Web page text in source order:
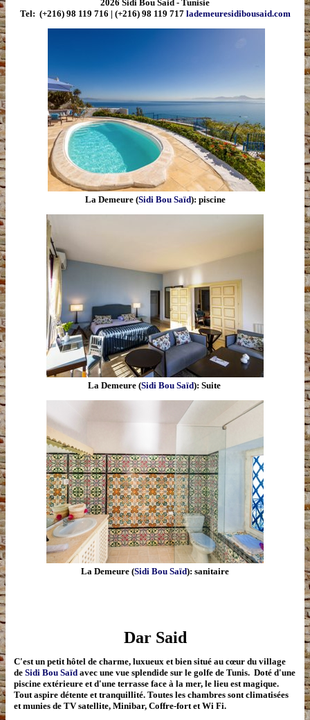
2026 Sidi Bou Said - Tunisie
Tel: (+216) 98 119 716 | (+216) 98 119 717 lademeuresidibousaid.com
La Demeure (Sidi Bou Saïd): piscine
La Demeure (Sidi Bou Saïd): Suite
La Demeure (Sidi Bou Saïd): sanitaire
Dar Said
C'est un petit hôtel de charme, luxueux et bien situé au cœur du village
de Sidi Bou Saïd avec une vue splendide sur le golfe de Tunis. Doté d'une
piscine extérieure et d'une terrasse face à la mer, le lieu est magique.
Tout aspire détente et tranquillité. Toutes les chambres sont climatisées
et munies de TV satellite, Minibar, Coffre-fort et Wi Fi.